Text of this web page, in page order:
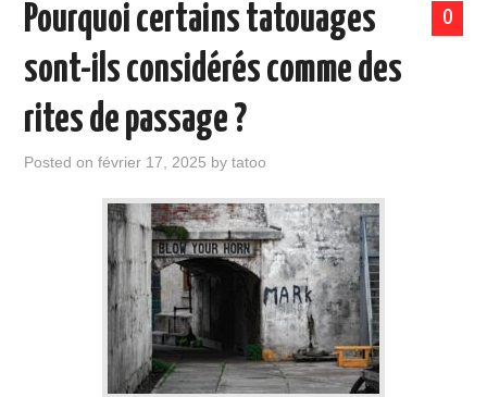
ART ET CULTURE
ÉVÉNEMENTS
INSPIRATION
SOINS DES TATOUAGES
0
Pourquoi certains tatouages
sont-ils considérés comme des
rites de passage ?
Posted onfévrier 17, 2025 bytatoo